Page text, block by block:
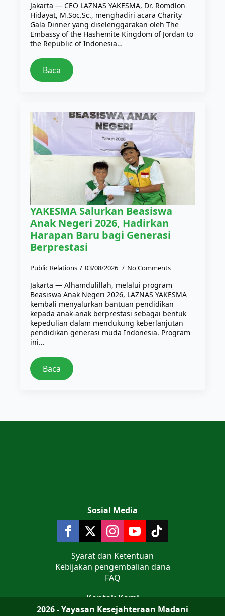
Jakarta — CEO LAZNAS YAKESMA, Dr. Romdlon
Hidayat, M.Soc.Sc., menghadiri acara Charity
Gala Dinner yang diselenggarakan oleh The
Embassy of the Hashemite Kingdom of Jordan to
the Republic of Indonesia…
Baca
YAKESMA Salurkan Beasiswa
Anak Negeri 2026, Hadirkan
Harapan Baru bagi Generasi
Berprestasi
Public Relations 03/08/2026 No Comments
Jakarta — Alhamdulillah, melalui program
Beasiswa Anak Negeri 2026, LAZNAS YAKESMA
kembali menyalurkan bantuan pendidikan
kepada anak-anak berprestasi sebagai bentuk
kepedulian dalam mendukung keberlanjutan
pendidikan generasi muda Indonesia. Program
ini…
Baca
Kontak Kami
Jalan Teluk Jakarta No 9 Komplek AL
Sosial Media
Syarat dan Ketentuan
Kebijakan pengembalian dana
FAQ
2026 - Yayasan Kesejahteraan Madani